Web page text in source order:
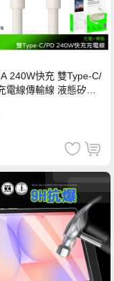
240W快充 雙Type-C/
電線傳輸線 液態矽膠
電